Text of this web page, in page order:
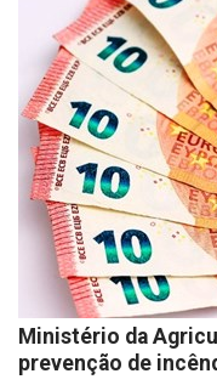
Ministério da
prevenção de